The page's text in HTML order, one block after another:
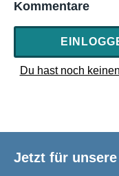
Kommentare
Du hast noch
Jetzt für